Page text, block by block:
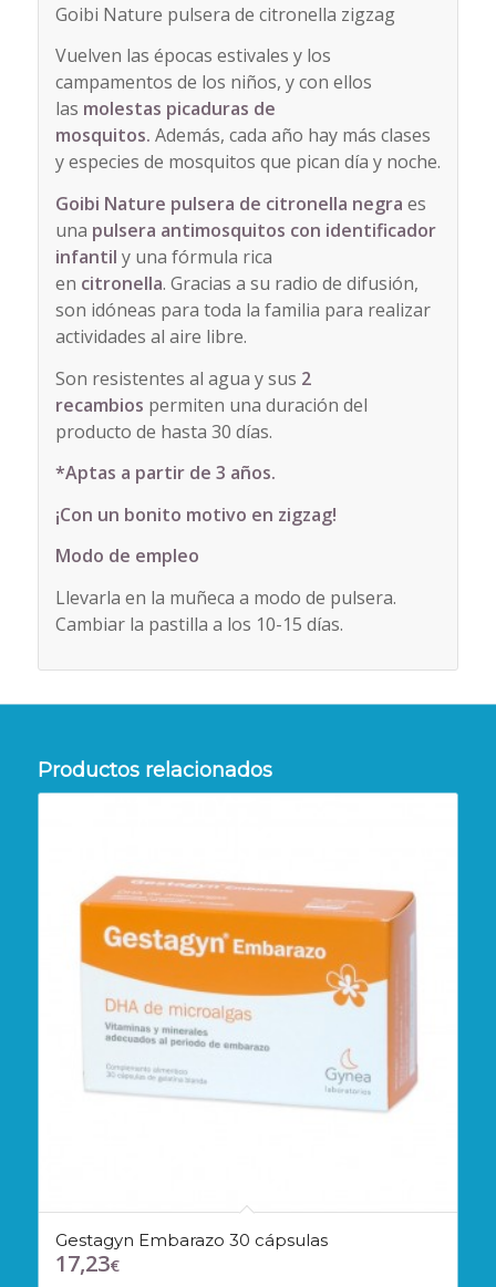
Goibi Nature pulsera de citronella zigzag
Vuelven las épocas estivales y los
campamentos de los niños, y con ellos
las molestas picaduras de
mosquitos. Además, cada año hay más clases
y especies de mosquitos que pican día y noche.
Goibi Nature pulsera de citronella negra es
una pulsera antimosquitos con identificador
infantil y una fórmula rica
en citronella. Gracias a su radio de difusión,
son idóneas para toda la familia para realizar
actividades al aire libre.
Son resistentes al agua y sus 2
recambios permiten una duración del
producto de hasta 30 días.
*Aptas a partir de 3 años.
¡Con un bonito motivo en zigzag!
Modo de empleo
Llevarla en la muñeca a modo de pulsera.
Cambiar la pastilla a los 10-15 días.
Productos relacionados
Gestagyn Embarazo 30 cápsulas
17,23€